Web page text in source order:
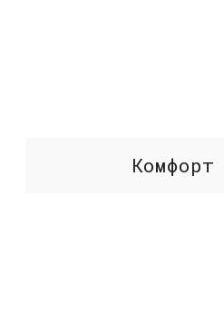
Комфорт